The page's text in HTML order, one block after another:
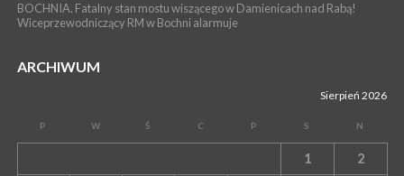
BOCHNIA. Fatalny stan mostu wiszącego w Damienicach nad Rabą!
Wiceprzewodniczący RM w Bochni alarmuje
ARCHIWUM
Sierpień 2026
P W Ś C P S N
1 2